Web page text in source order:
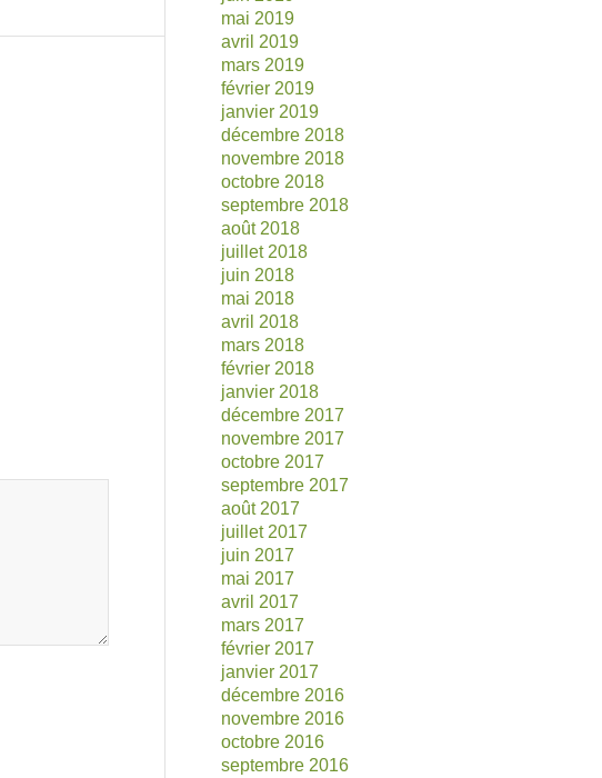
mai 2019
avril 2019
mars 2019
février 2019
janvier 2019
décembre 2018
novembre 2018
octobre 2018
septembre 2018
août 2018
juillet 2018
juin 2018
mai 2018
avril 2018
mars 2018
février 2018
janvier 2018
décembre 2017
novembre 2017
octobre 2017
septembre 2017
août 2017
juillet 2017
juin 2017
mai 2017
avril 2017
mars 2017
février 2017
janvier 2017
décembre 2016
novembre 2016
octobre 2016
septembre 2016